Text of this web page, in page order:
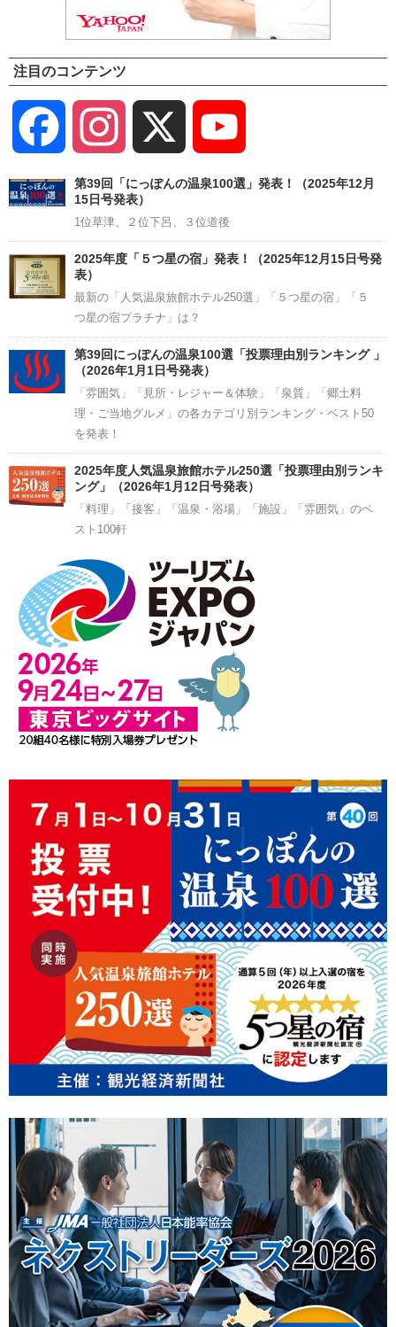
注目のコンテンツ
Facebook Instagram
Channel
第39回「にっぽんの温泉100選」発表！（2025年12月
15日号発表）
1位草津、２位下呂、３位道後
2025年度「５つ星の宿」発表！（2025年12月15日号発
表）
最新の「人気温泉旅館ホテル250選」「５つ星の宿」「５
つ星の宿プラチナ」は？
第39回にっぽんの温泉100選「投票理由別ランキング 」
（2026年1月1日号発表）
「雰囲気」「見所・レジャー＆体験」「泉質」「郷土料
理・ご当地グルメ」の各カテゴリ別ランキング・ベスト50
を発表！
2025年度人気温泉旅館ホテル250選「投票理由別ランキ
ング」（2026年1月12日号発表）
「料理」「接客」「温泉・浴場」「施設」「雰囲気」のベ
スト100軒